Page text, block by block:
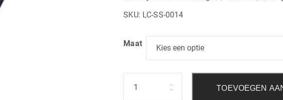
SKU: LC-SS-0014
Maat
TOEVOEGEN